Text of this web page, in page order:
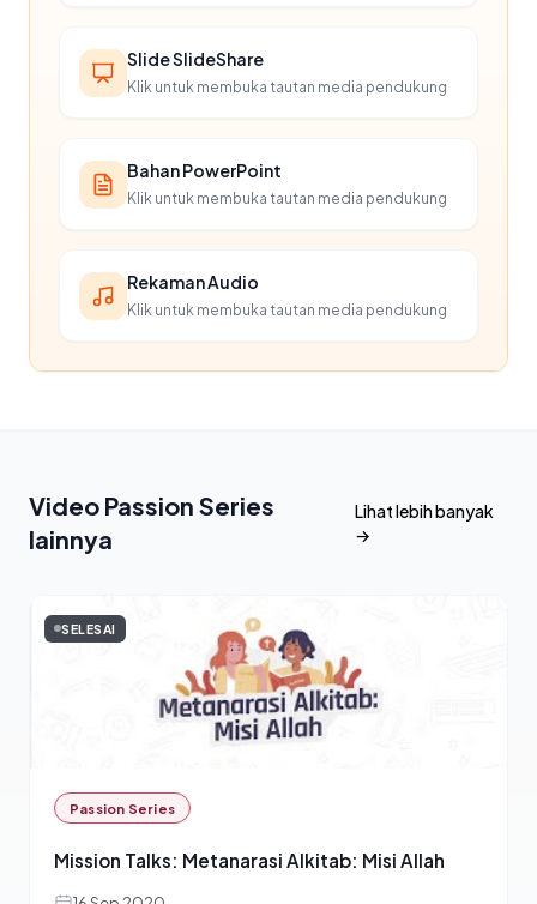
Slide SlideShare
Klik untuk membuka tautan media pendukung
Bahan PowerPoint
Klik untuk membuka tautan media pendukung
Rekaman Audio
Klik untuk membuka tautan media pendukung
Video Passion Series
lainnya
Lihat lebih banyak
→
SELESAI
Passion Series
Mission Talks: Metanarasi Alkitab: Misi Allah